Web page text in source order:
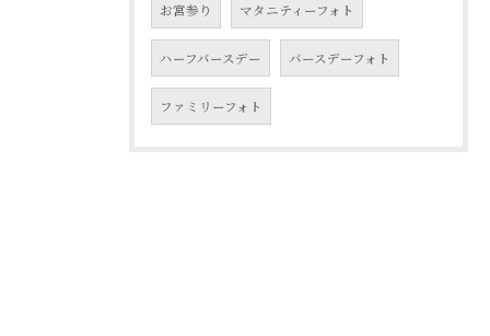
お宮参り マタニティーフォト
ハーフバースデー バースデーフォト
ファミリーフォト